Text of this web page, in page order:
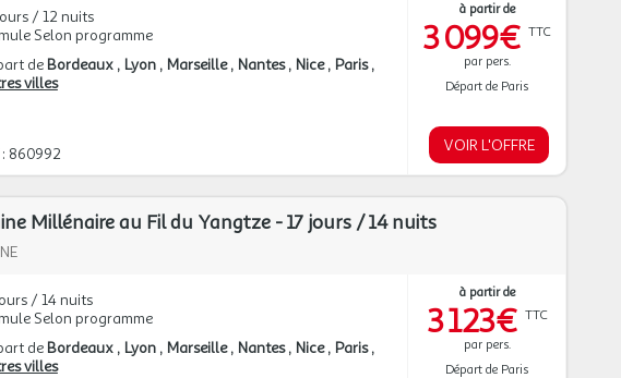
/ 12 nuits
Selon programme
de Bordeaux Lyon Marseille Nantes Nice Paris
villes
: 860992
à partir de
3 099€ TTC
par pers.
Départ de Paris
VOIR L'OFFRE
Millénaire au Fil du Yangtze - 17 jours / 14 nuits
/ 14 nuits
Selon programme
de Bordeaux Lyon Marseille Nantes Nice Paris
villes
à partir de
3 123€ TTC
par pers.
Départ de Paris